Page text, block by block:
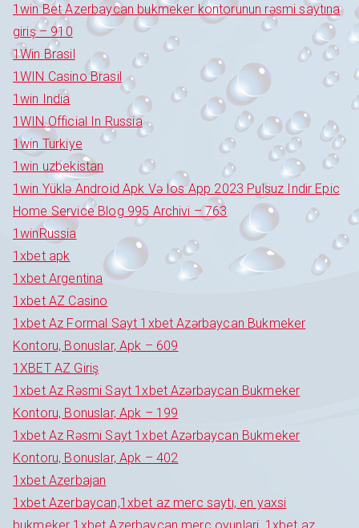
1win Bet Azerbaycan bukmeker kontorunun rəsmi saytına
giriş – 910
1Win Brasil
1WIN Casino Brasil
1win India
1WIN Official In Russia
1win Turkiye
1win uzbekistan
1win Yüklə Android Apk Və Ios App 2023 Pulsuz Indir Epic
Home Service Blog 995 Archivi – 763
1winRussia
1xbet apk
1xbet Argentina
1xbet AZ Casino
1xbet Az Formal Sayt 1xbet Azərbaycan Bukmeker
Kontoru, Bonuslar, Apk – 609
1XBET AZ Giriş
1xbet Az Rəsmi Sayt 1xbet Azərbaycan Bukmeker
Kontoru, Bonuslar, Apk – 199
1xbet Az Rəsmi Sayt 1xbet Azərbaycan Bukmeker
Kontoru, Bonuslar, Apk – 402
1xbet Azerbajan
1xbet Azerbaycan,1xbet az merc saytı, en yaxsi